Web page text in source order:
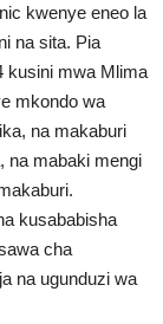
kwenye eneo la
na sita. Pia
kusini mwa Mlima
mkondo wa
na makaburi
na mabaki mengi
kusababisha
cha
na ugunduzi wa